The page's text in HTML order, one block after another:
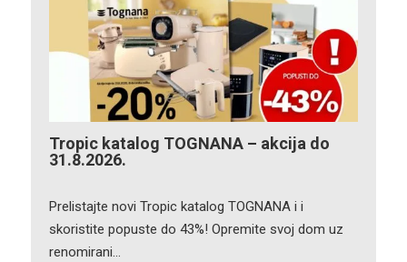
Tropic katalog TOGNANA – akcija do
31.8.2026.
Prelistajte novi Tropic katalog TOGNANA i i
skoristite popuste do 43%! Opremite svoj dom uz
renomirani…